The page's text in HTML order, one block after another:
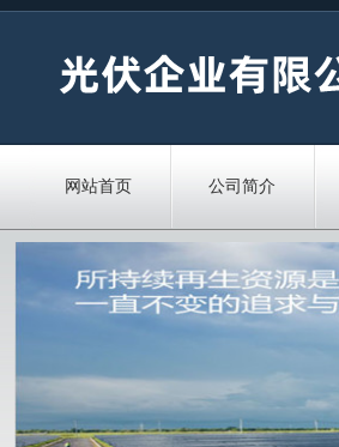
网站首页 公司简介